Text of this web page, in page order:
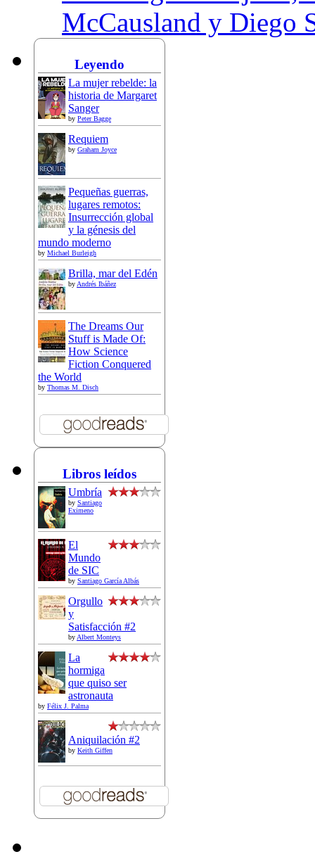
McCausland y Diego
Leyendo
La mujer rebelde: la
historia de Margaret
Sanger
by Peter Bagge
Requiem
by Graham Joyce
Pequeñas guerras,
lugares remotos:
Insurrección global
y la génesis del
mundo moderno
by Michael Burleigh
Brilla, mar del Edén
by Andrés Ibáñez
The Dreams Our
Stuff is Made Of:
How Science
Fiction Conquered
the World
by Thomas M. Disch
Libros leídos
Umbría
by Santiago
Eximeno
El
Mundo
de SIC
by Santiago García Albás
Orgullo
y
Satisfacción #2
by Albert Monteys
La
hormiga
que quiso ser
astronauta
by Félix J. Palma
Aniquilación #2
by Keith Giffen